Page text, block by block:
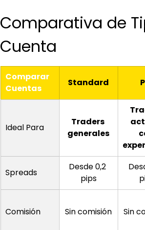
Comparativa de
Cuenta
Comparar
Cuentas
Standard
Ideal Para
Traders
generales
Spreads
Desde 0,2
pips
Comisión Sin comisión Sin